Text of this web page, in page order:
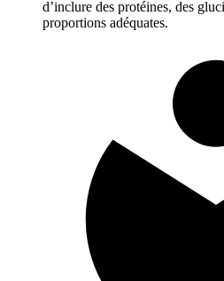
d’inclure des protéines, des
proportions adéquates.